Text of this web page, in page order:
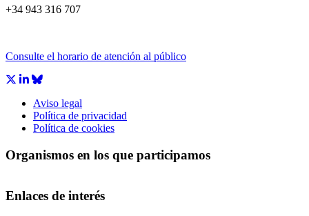
+34 943 316 707
Consulte el horario de atención al público
Aviso legal
Política de privacidad
Política de cookies
Organismos en los que participamos
Enlaces de interés